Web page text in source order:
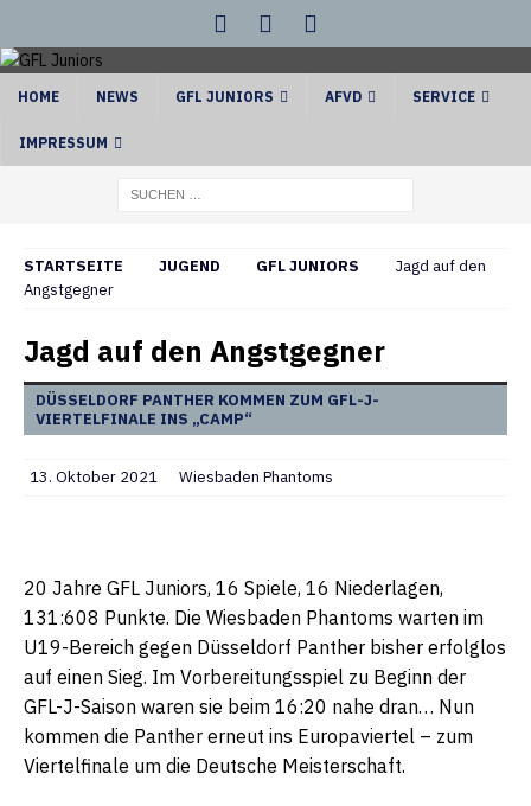
HOME NEWS GFL JUNIORS AFVD SERVICE
IMPRESSUM
STARTSEITE JUGEND GFL JUNIORS
Jagd auf den
Angstgegner
Jagd auf den Angstgegner
DÜSSELDORF PANTHER KOMMEN ZUM GFL-J-
VIERTELFINALE INS „CAMP“
13. Oktober 2021 Wiesbaden Phantoms
20 Jahre GFL Juniors, 16 Spiele, 16 Niederlagen,
131:608 Punkte. Die Wiesbaden Phantoms warten im
U19-Bereich gegen Düsseldorf Panther bisher erfolglos
auf einen Sieg. Im Vorbereitungsspiel zu Beginn der
GFL-J-Saison waren sie beim 16:20 nahe dran… Nun
kommen die Panther erneut ins Europaviertel – zum
Viertelfinale um die Deutsche Meisterschaft.